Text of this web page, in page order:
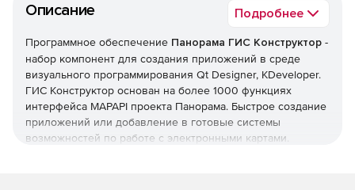
Описание Подробнее
Программное обеспечение Панорама ГИС Конструктор -
набор компонент для создания приложений в среде
визуального программирования Qt Designer, KDeveloper.
ГИС Конструктор основан на более 1000 функциях
интерфейса MAPAPI проекта Панорама. Быстрое создание
приложений или добавление в готовые системы
возможностей по работе с электронными картами.